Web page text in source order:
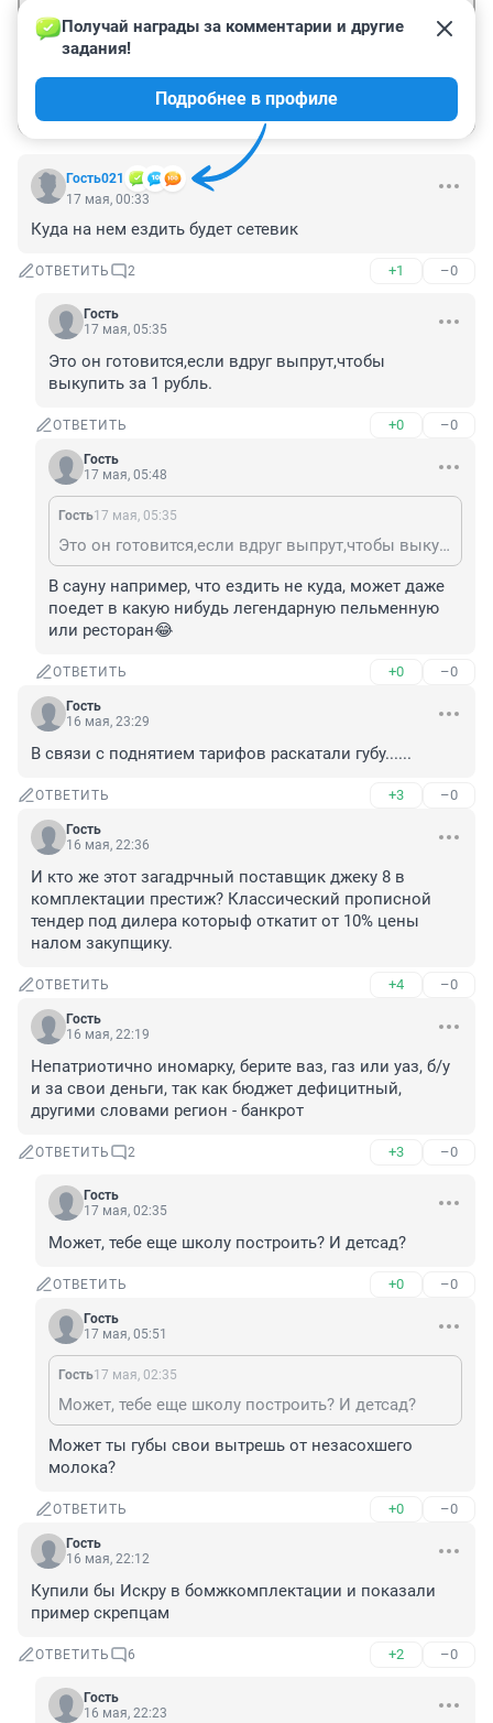
Гость021
Получай награды за комментарии и другие
задания!
Подробнее в профиле
17 мая, 00:33
Куда на нем ездить будет сетевик
ОТВЕТИТЬ 2 +1 –0
Гость
17 мая, 05:35
Это он готовится,если вдруг выпрут,чтобы
выкупить за 1 рубль.
ОТВЕТИТЬ +0 –0
Гость
17 мая, 05:48
Гость17 мая, 05:35
Это он готовится,если вдруг выпрут,чтобы выкупить за 1 рубль.
В сауну например, что ездить не куда, может даже
поедет в какую нибудь легендарную пельменную
или ресторан😂
ОТВЕТИТЬ +0 –0
Гость
16 мая, 23:29
В связи с поднятием тарифов раскатали губу......
ОТВЕТИТЬ +3 –0
Гость
16 мая, 22:36
И кто же этот загадрчный поставщик джеку 8 в
комплектации престиж? Классический прописной
тендер под дилера которыф откатит от 10% цены
налом закупщику.
ОТВЕТИТЬ +4 –0
Гость
16 мая, 22:19
Непатриотично иномарку, берите ваз, газ или уаз, б/у
и за свои деньги, так как бюджет дефицитный,
другими словами регион - банкрот
ОТВЕТИТЬ 2 +3 –0
Гость
17 мая, 02:35
Может, тебе еще школу построить? И детсад?
ОТВЕТИТЬ +0 –0
Гость
17 мая, 05:51
Гость17 мая, 02:35
Может, тебе еще школу построить? И детсад?
Может ты губы свои вытрешь от незасохшего
молока?
ОТВЕТИТЬ +0 –0
Гость
16 мая, 22:12
Купили бы Искру в бомжкомплектации и показали
пример скрепцам
ОТВЕТИТЬ 6 +2 –0
Гость
16 мая, 22:23